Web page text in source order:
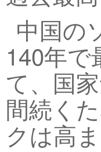
中国の
140年
て、国
間続く
クは高